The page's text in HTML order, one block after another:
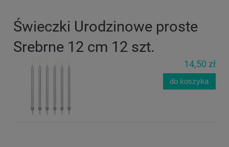
Świeczki Urodzinowe proste
Srebrne 12 cm 12 szt.
14,50 zł
do koszyka